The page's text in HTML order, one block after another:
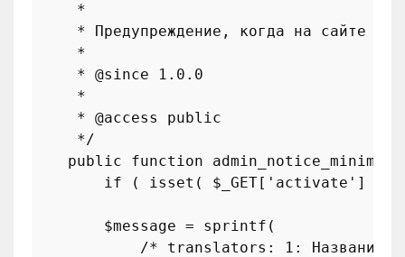
     *
* Предупреждение, когда на сайте не
     *
     *
@since 1.0.0
     *
     *
@access
public
     */
public
function
if ( isset ( $_GET[ 'activate' ] )
$message = sprintf (
/* translators: 1: Название